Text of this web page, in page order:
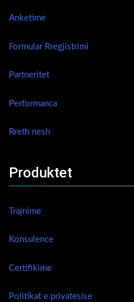
Anketime
Formular Rregjistrimi
Partneritet
Performanca
Rreth nesh
Produktet
Trajnime
Konsulence
Certifikime
Politikat e privatesise